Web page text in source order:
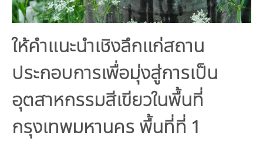
วิถีเรา
สโลแกน
รายงานประจำปี | รายงานงบการเงิน
สำนักงานสีเขียว
รางวัลและเกียรติประวัติ
ฝุ่น PM2.5
บริการที่เป็นมิตรกับสิ่งแวดล้อม
ที่ปรึกษาคาร์บอนฟุตพริ้นท์
จัดซื้อจัดจ้างที่เป็นมิตรกับสิ่งแวดล้อม
ทรัพยากรทางทะเลและชายฝั่ง
ความหลากหลายทางชีวภาพ
การลดก๊าซเรือนกระจก
การปรับตัว
การพัฒนาบุคลากรด้านสิ่งแวดล้อม
งานฝึกอบรม
สิ่งแวดล้อมศึกษา
นโยบาย แผน เครือข่ายสิ่งแวดล้อม
นโยบายและแผนสิ่งแวดล้อม
TBCSD
สิ่งพิมพ์จำหน่าย
ให้คำแนะนำเชิงลึกแก่สถาน
ประกอบการเพื่อมุ่งสู่การเป็น
อุตสาหกรรมสีเขียวในพื้นที่
กรุงเทพมหานคร พื้นที่ที่ 1